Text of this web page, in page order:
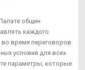
общин
каждого
время переговоров
условий для всех.
параметры, которые